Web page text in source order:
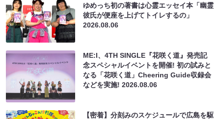
ゆめっち初の著書は心霊エッセイ本「幽霊
彼氏が便座を上げてトイレするの」
2026.08.06
ME:I、4TH SINGLE『花咲く道』発売記
念スペシャルイベントを開催! 初の試みと
なる「花咲く道」Cheering Guide収録会
などを実施!2026.08.06
【密着】分刻みのスケジュールで広島を駆